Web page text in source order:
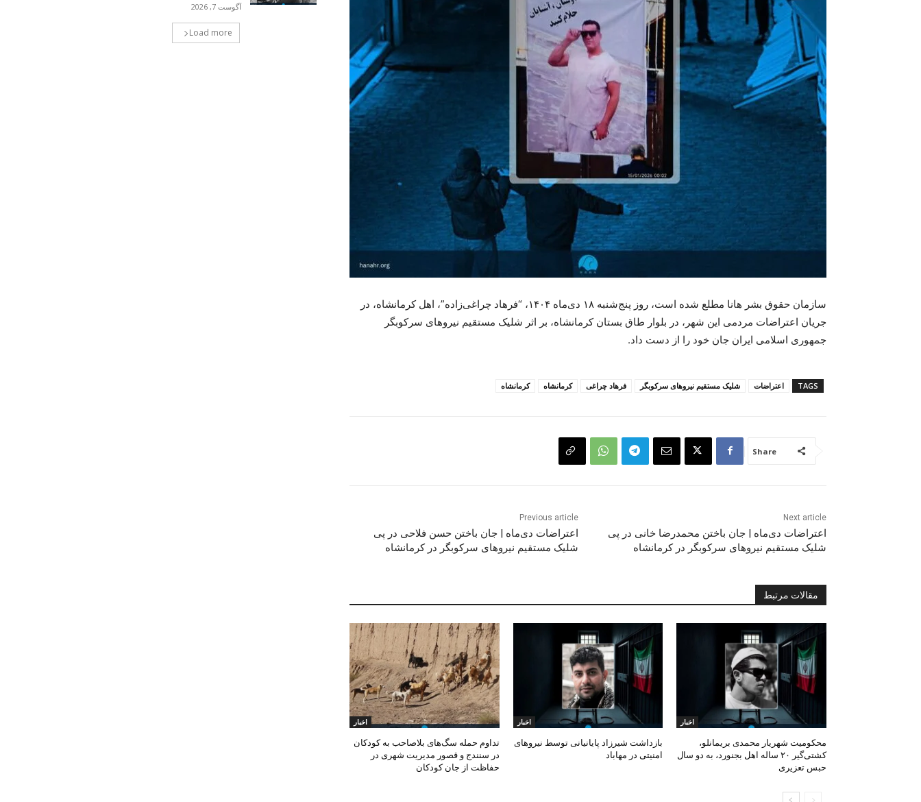
سازمان حقوق بشر هانا مطلع شده است، روز پنج‌شنبه ۱۸ دی‌ماه ۱۴۰۴، “فرهاد چراغی‌زاده”، اهل کرمانشاه، در
جریان اعتراضات مردمی این شهر، در بلوار طاق بستان کرمانشاه، بر اثر شلیک مستقیم نیروهای سرکوبگر
جمهوری اسلامی ایران جان خود را از دست داد.
TAGS اعتراضات شلیک مستقیم نیروهای سرکوبگر فرهاد چراغی کرمانشاه کرمانشاە
Share
Previous article
اعتراضات دی‌ماه | جان باختن حسن فلاحی در پی
شلیک مستقیم نیروهای سرکوبگر در کرمانشاه
Next article
اعتراضات دی‌ماه | جان باختن محمدرضا خانی در پی
شلیک مستقیم نیروهای سرکوبگر در کرمانشاه
مقالات مرتبط
اخبار
محکومیت شهریار محمدی بریمانلو،
کشتی‌گیر ۲۰ ساله اهل بجنورد، به دو سال
حبس تعزیری
اخبار
بازداشت شیرزاد پایانیانی توسط نیروهای
امنیتی در مهاباد
اخبار
تداوم حمله سگ‌های بلاصاحب به کودکان
در سنندج و قصور مدیریت شهری در
حفاظت از جان کودکان
آگوست 7, 2026
Load more